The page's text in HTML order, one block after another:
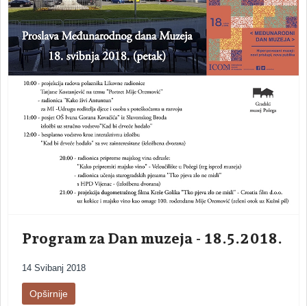
Program za Dan muzeja - 18.5.2018.
14 Svibanj 2018
Opširnije